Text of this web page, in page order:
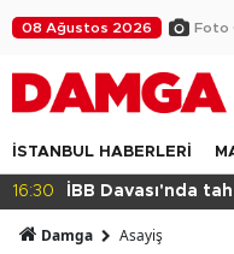
08 Ağustos 2026 Foto
İSTANBUL HABERLERİ
16:30 İBB Davası'nda
Damga Asayiş